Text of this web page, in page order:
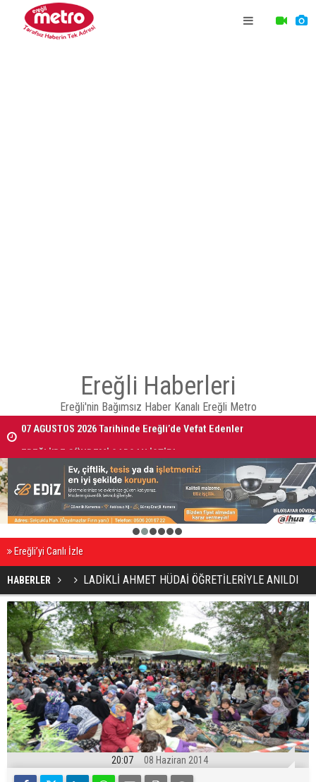
Ereğli Haberleri
Ereğli'nin Bağımsız Haber Kanalı Ereğli Metro
07 AĞUSTOS 2026 Tarihinde Ereğli’de Vefat Edenler
EREĞLİ'DE GÜNDEMİ SARSAN İSTİFA
2 3 4 5 6
Ereğli’yi Canlı İzle
HABERLER LADİKLİ AHMET HÜDAİ ÖĞRETİLERİYLE ANILDI
20:07 08 Haziran 2014